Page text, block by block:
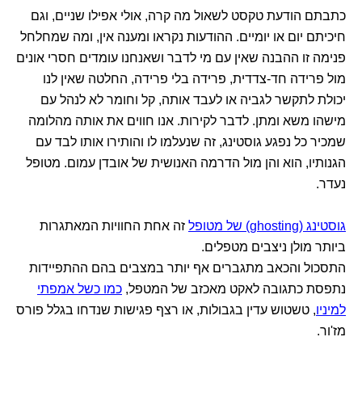
כתבתם הודעת טקסט לשאול מה קרה, אולי אפילו שניים, וגם
חיכיתם יום או יומיים. ההודעות נקראו ומענה אין, ומה שמחלחל
פנימה זו ההבנה שאין עם מי לדבר ושאנחנו עומדים חסרי אונים
מול פרידה חד-צדדית, פרידה בלי פרידה, החלטה שאין לנו
יכולת לתקשר לגביה או לעבד אותה, קל וחומר לא לנהל עם
מישהו משא ומתן. לדבר לקירות. אנו חווים את אותה מהלומה
שמכיר כל נפגע גוסטינג, זה שנעלמו לו והותירו אותו לבד עם
הגנותיו, הוא והן מול הדרמה האנושית של אובדן עמום. מטופל
נעדר.
‏גוסטינג (ghosting) של מטופל
זה אחת החוויות המאתגרות
ביותר מולן ניצבים מטפלים.
התסכול והכאב מתגברים אף יותר במצבים בהם ההתפיידות
נתפסת כתגובה לאקט מאכזב של המטפל, כמו כשל אמפתי
למיניו, טשטוש עדין בגבולות, או רצף פגישות שנדחו בגלל פורס
מז'ור.